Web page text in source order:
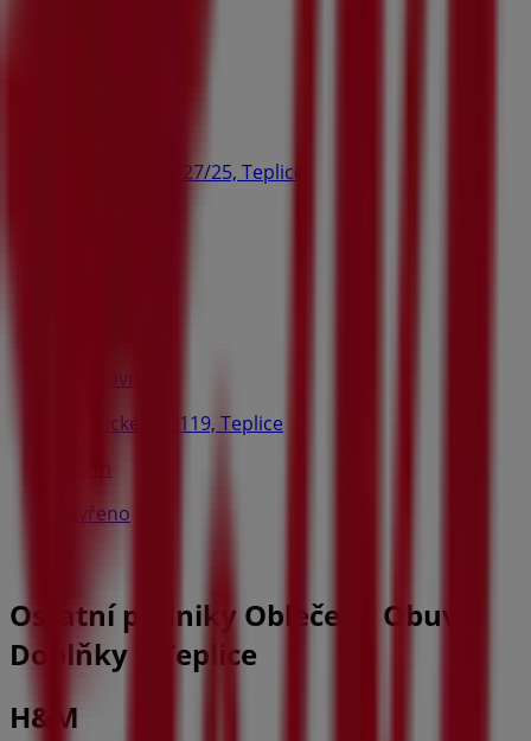
Jankovcova 1327/25, Teplice
Zásilkovna
Chelčického 3119, Teplice
Zavřeno
Ostatní podniky Oblečení, Obuv a
Doplňky v Teplice
H&M